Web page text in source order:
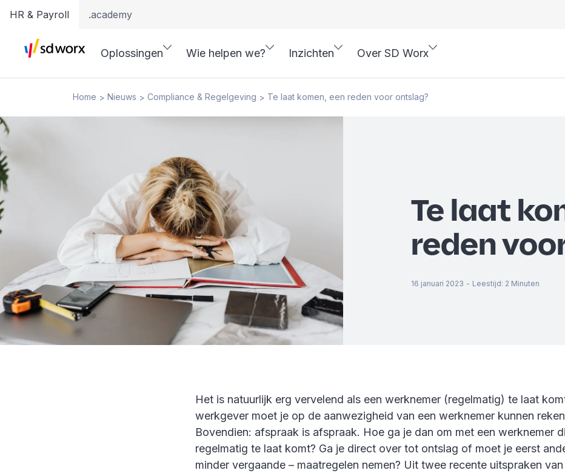
HR & Payroll .academy
Oplossingen Wie helpen we? Inzichten Over SD Worx
Home > Nieuws > Compliance & Regelgeving > Te laat komen, een reden voor ontslag?
Te laat
reden
16 januari 2023 - Leestijd: 2 Minuten
Het is natuurlijk erg vervelend als een werknemer (regelmatig) te laat
werkgever moet je op de aanwezigheid van een werknemer kunnen
Bovendien: afspraak is afspraak. Hoe ga je dan om met een werknemer
regelmatig te laat komt? Ga je direct over tot ontslag of moet je eerst
minder vergaande – maatregelen nemen? Uit twee recente uitspraken